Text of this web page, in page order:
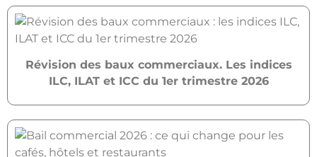
Révision des baux commerciaux. Les indices
ILC, ILAT et ICC du 1er trimestre 2026